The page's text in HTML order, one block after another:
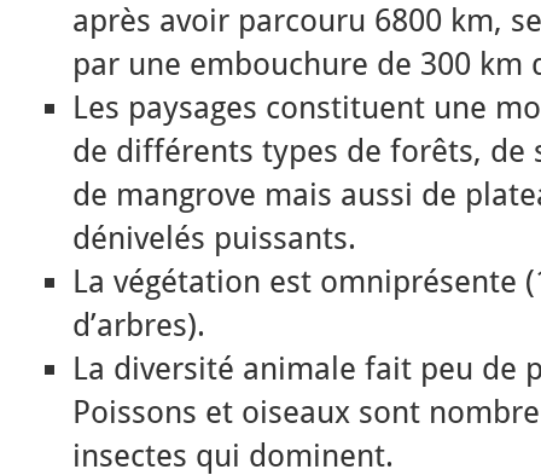
après avoir parcouru 6800 km,
par une embouchure de 300 km
Les paysages constituent une
de différents types de forêts, de
de mangrove mais aussi de
dénivelés puissants.
La végétation est omniprésente
d’arbres).
La diversité animale fait peu de
Poissons et oiseaux sont
insectes qui dominent.